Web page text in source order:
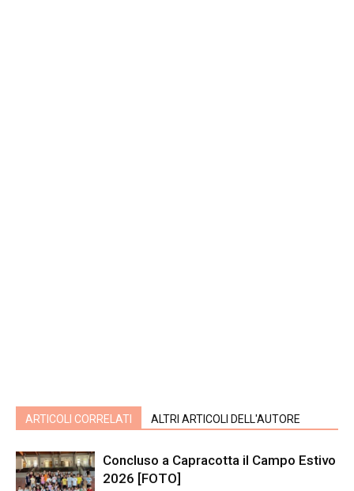
ARTICOLI CORRELATI ALTRI ARTICOLI DELL'AUTORE
Concluso a Capracotta il Campo Estivo
2026 [FOTO]